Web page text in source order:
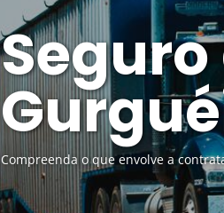
Compreenda o que envolve a